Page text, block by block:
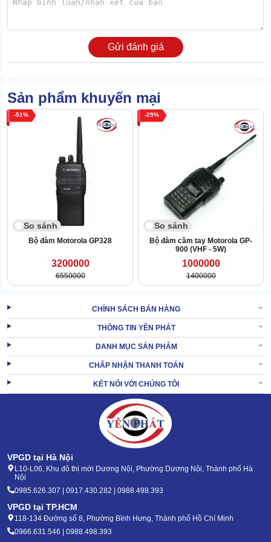
Bạn có thể dùng máy Motorola GP140 để liên lạc qua 16 kênh
khác nhau. Khâu dò kênh diễn ra cực nhanh, đơn giản.
Tốc độ kết nối của máy với bên cần đàm thoại cũng cực đỉnh. Đảm
bảo tiến trình liên lạc đa chiều diễn ra hiệu quả.
XEM THÊM:Bộ đàm cầm tay Motorola GP368
2. Những tính năng độc đáo của Máy bộ đàm
chuyên dụng Motorola GP140
Gửi đánh giá
Sản phẩm khuyến mại
51
So sánh
Bộ đàm Motorola GP328
3200000
6550000
29
So sánh
Bộ đàm cầm tay Motorola GP-
900 (VHF - 5W)
1000000
1400000
CHÍNH SÁCH BÁN HÀNG
THÔNG TIN YÊN PHÁT
DANH MỤC SẢN PHẨM
CHẤP NHẬN THANH TOÁN
KẾT NỐI VỚI CHÚNG TÔI
VPGD tại Hà Nội
L10-L06, Khu đô thị mới Dương Nội, Phường Dương Nội, Thành phố Hà
Nội
0985.626.307 | 0917.430.282 | 0988.498.393
VPGD tại TP.HCM
118-134 Đường số 8, Phường Bình Hưng, Thành phố Hồ Chí Minh
0966.631.546 | 0988.498.393